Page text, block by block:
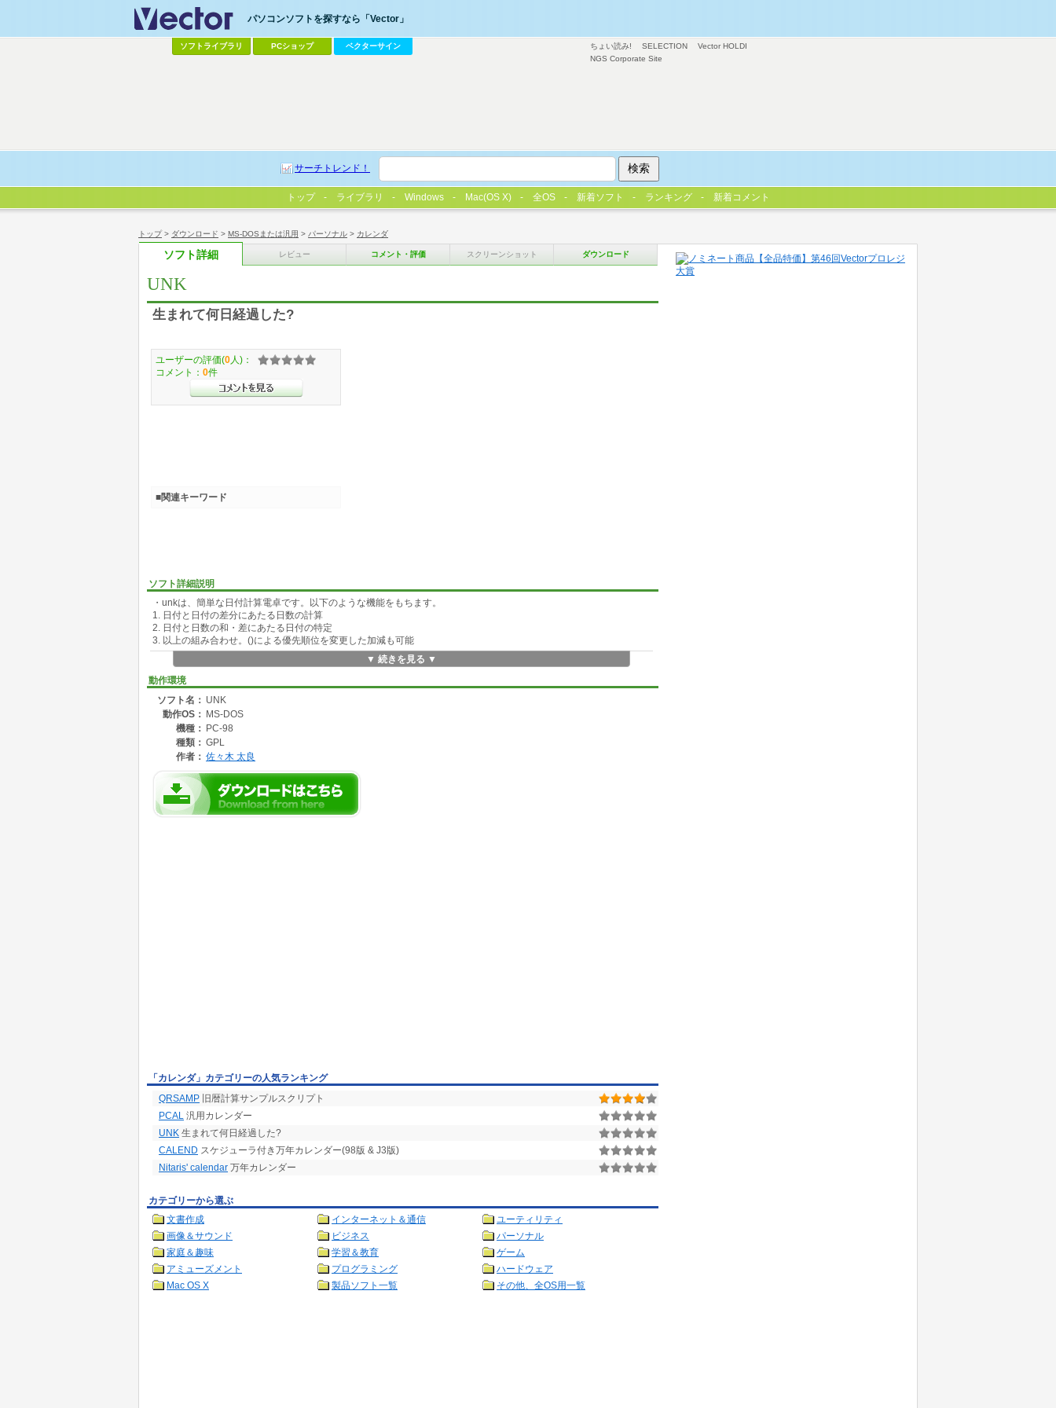
トップ> ダウンロード > MS-DOSまたは汎用 > パーソナル > カレンダ
ソフト詳細 レビュー コメント・評価 スクリーンショット ダウンロード
UNK
生まれて何日経過した?
ソフト詳細説明
・unkは、簡単な日付計算電卓です。以下のような機能をもちます。
1. 日付と日付の差分にあたる日数の計算
2. 日付と日数の和・差にあたる日付の特定
3. 以上の組み合わせ。()による優先順位を変更した加減も可能
▼ 続きを見る ▼
動作環境
ソフト名： UNK
動作OS： MS-DOS
機種： PC-98
種類： GPL
作者： 佐々木 太良
ユーザーの評価(0 人)：
コメント： 0件
■関連キーワード
「カレンダ」カテゴリーの人気ランキング
QRSAMP 旧暦計算サンプルスクリプト
PCAL 汎用カレンダー
UNK 生まれて何日経過した?
CALEND スケジューラ付き万年カレンダー(98版 & J3版)
Nitaris' calendar 万年カレンダー
カテゴリーから選ぶ
文書作成
インターネット＆通信
ユーティリティ
画像＆サウンド
ビジネス
パーソナル
家庭＆趣味
学習＆教育
ゲーム
アミューズメント
プログラミング
ハードウェア
Mac OS X
製品ソフト一覧 その他、全OS用一覧
ちょい読み! SELECTION
Vector HOLDI
NGS Corporate Site
パソコンソフトを探すなら「Vector」
ソフトライブラリ PCショップ ベクターサイン
サーチトレンド！
トップ ライブラリ Windows Mac(OS X) 全OS 新着ソフト ランキング 新着コメント